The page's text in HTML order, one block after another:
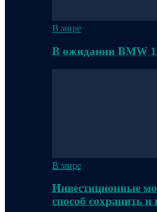
В мире
В ожидании BMW
В мире
Инвестиционные
способ сохранить